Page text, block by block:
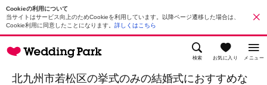
Cookieの利用について
当サイトはサービス向上のためCookieを利用しています。以降ページ遷移した場合は、
Cookie利用に同意したことになります。 詳しくはこちら
検索 お気に入り メニュー
北九州市若松区の挙式のみの結婚式におすすめな